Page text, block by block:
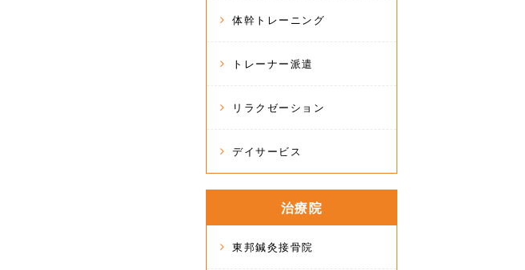
体幹トレーニング
トレーナー派遣
リラクゼーション
デイサービス
治療院
東邦鍼灸接骨院